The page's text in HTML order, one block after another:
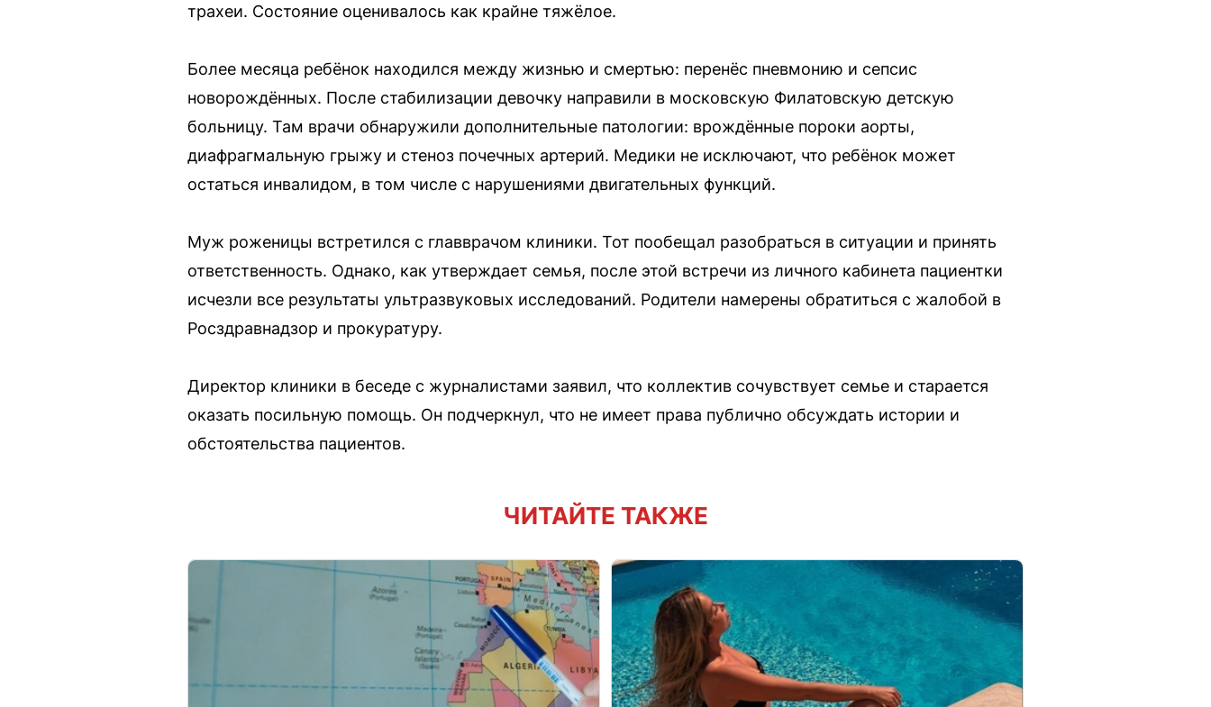
трахеи. Состояние оценивалось как крайне тяжёлое.
Более месяца ребёнок находился между жизнью и смертью: перенёс пневмонию и сепсис
новорождённых. После стабилизации девочку направили в московскую Филатовскую детскую
больницу. Там врачи обнаружили дополнительные патологии: врождённые пороки аорты,
диафрагмальную грыжу и стеноз почечных артерий. Медики не исключают, что ребёнок может
остаться инвалидом, в том числе с нарушениями двигательных функций.
Муж роженицы встретился с главврачом клиники. Тот пообещал разобраться в ситуации и принять
ответственность. Однако, как утверждает семья, после этой встречи из личного кабинета пациентки
исчезли все результаты ультразвуковых исследований. Родители намерены обратиться с жалобой в
Росздравнадзор и прокуратуру.
Директор клиники в беседе с журналистами заявил, что коллектив сочувствует семье и старается
оказать посильную помощь. Он подчеркнул, что не имеет права публично обсуждать истории и
обстоятельства пациентов.
ЧИТАЙТЕ ТАКЖЕ